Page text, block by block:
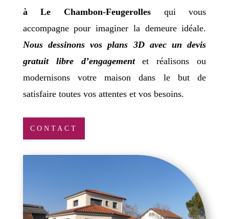
à Le Chambon-Feugerolles qui vous
accompagne pour imaginer la demeure idéale.
Nous dessinons vos plans 3D avec un devis
gratuit libre d’engagementet réalisons ou
modernisons votre maison dans le but de
satisfaire toutes vos attentes et vos besoins.
CONTACT